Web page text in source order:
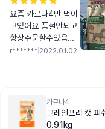
요즘 카르나4만 먹이
고있어요 품절안되고
항상주문할수있음좋
겠어요 기름지지 않은
r******* 2022.01.02
카르나4
그레인프리 캣 피
0.91kg